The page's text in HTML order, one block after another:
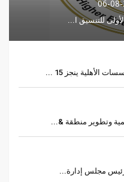
06-
للتنسيق ا...
ينجز 15 ...
وتطوير منطقة &...
رئيس مجلس إدارة...